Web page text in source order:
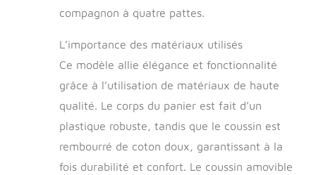
l'air et éviter la
d'humidité
PRATIQUE ET
POLYVALENT: le
corbeille pour chien
peut être nettoyé
rapidement sans
aux animaux de
tout âge et de toute
compagnon à quatre pattes.
L’importance des matériaux utilisés
Ce modèle allie élégance et fonctionnalité
grâce à l’utilisation de matériaux de haute
qualité. Le corps du panier est fait d’un
plastique robuste, tandis que le coussin est
rembourré de coton doux, garantissant à la
fois durabilité et confort. Le coussin amovible